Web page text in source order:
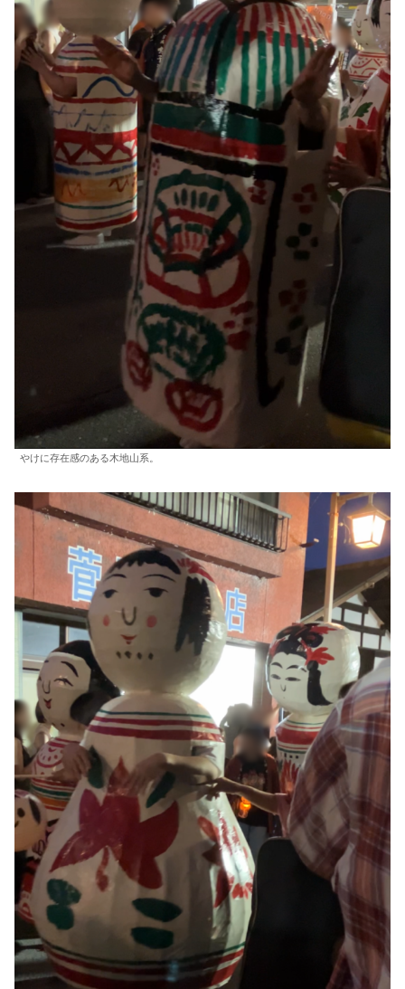
やけに存在感のある木地山系。